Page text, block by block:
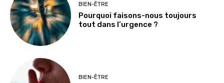
BIEN-ÊTRE
Pourquoi faisons-nous toujours
tout dans l’urgence ?
BIEN-ÊTRE